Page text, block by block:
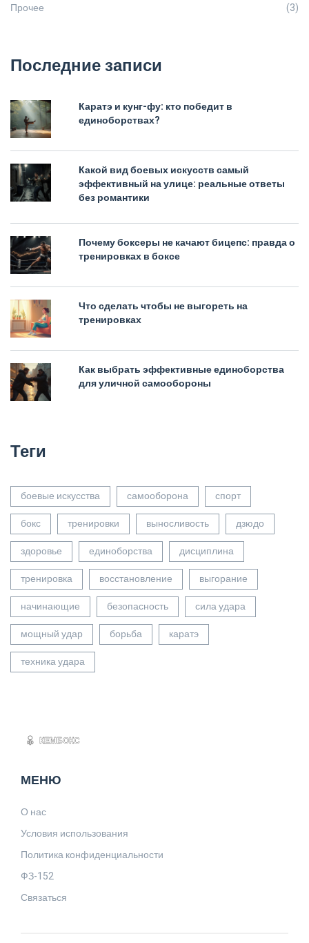
Прочее (3)
Последние записи
Каратэ и кунг-фу: кто победит в
единоборствах?
Какой вид боевых искусств самый
эффективный на улице: реальные ответы
без романтики
Почему боксеры не качают бицепс: правда о
тренировках в боксе
Что сделать чтобы не выгореть на
тренировках
Как выбрать эффективные единоборства
для уличной самообороны
Теги
боевые искусства самооборона
спорт
бокс
тренировки выносливость
дзюдо
здоровье
единоборства
дисциплина
тренировка
восстановление
выгорание
начинающие
безопасность
сила удара
мощный удар
борьба
каратэ
техника удара
МЕНЮ
О нас
Условия использования
Политика конфиденциальности
ФЗ-152
Связаться